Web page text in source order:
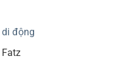
động